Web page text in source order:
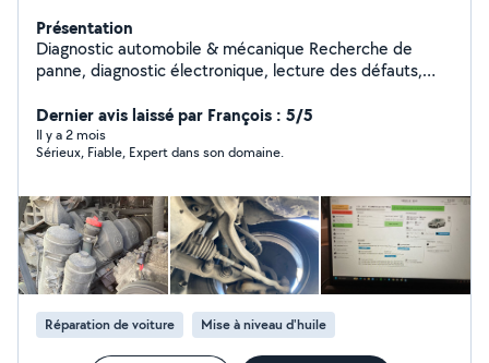
Présentation
Diagnostic automobile & mécanique Recherche de
panne, diagnostic électronique, lecture des défauts,
également les réparations mécaniques courantes :
entretien, freins, suspension, distribution, embrayage,
etc. Secteur Angoulême - Nersac - Sireuil.
Dernier avis laissé par François : 5/5
Il y a 2 mois
Sérieux, Fiable, Expert dans son domaine.
Réparation de voiture Mise à niveau d'huile